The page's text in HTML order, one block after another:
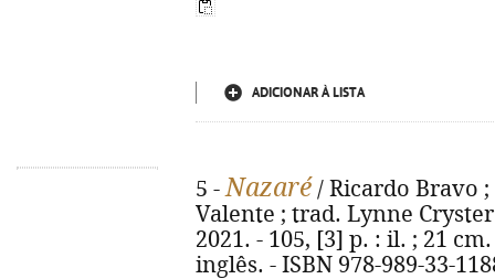
ADICIONAR À LISTA
5 -Nazaré / Ricardo Bravo
Valente ; trad. Lynne
2021. - 105, [3] p. : il. ; 21
inglês. - ISBN 978-989-33-